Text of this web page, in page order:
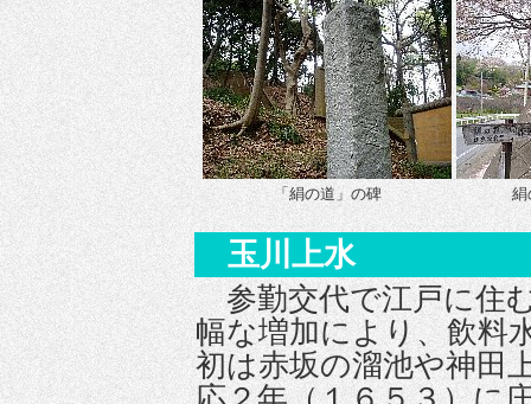
「絹の道」の碑 絹
玉川上水
参勤交代で江戸に住
幅な増加により、飲料
初は赤坂の溜池や神田